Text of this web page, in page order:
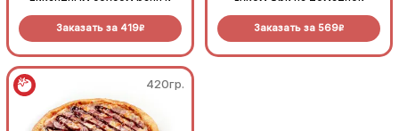
Заказать за 419R Заказать за 569R
420гр.